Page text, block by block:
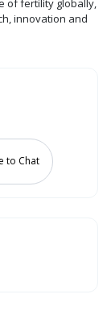
of fertility globally,
innovation and
to Chat